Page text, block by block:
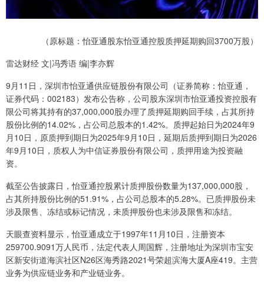
（原标题：怡亚通股东怡亚通控股质押延期购回3700万股）
雷达财经 文|冯秀语 编|李亦辉
9月11日，深圳市怡亚通供应链股份有限公司（证券简称：怡亚通，
证券代码：002183）发布公告称，公司股东深圳市怡亚通投资控股有
限公司将其持有的37,000,000股办理了质押延期购回手续，占其所持
股份比例的14.02%，占公司总股本的1.42%。质押起始日为2024年9
月10日，原质押到期日为2025年9月10日，延期后质押到期日为2026
年9月10日，质权人为中信证券股份有限公司，质押用途为投资融
资。
截至公告披露日，怡亚通控股累计质押股份数量为137,000,000股，
占其所持股份比例的51.91%，占公司总股本的5.28%。已质押股份未
涉及限售、冻结或标记情况，未质押股份也未涉及限售和冻结。
天眼查资料显示，怡亚通成立于1997年11月10日，注册资本
259700.9091万人民币，法定代表人周国辉，注册地址为深圳市宝安
区新安街道海滨社区N26区海秀路2021号荣超滨海大厦A座419。主营
业务为供应链业务和产业链业务。